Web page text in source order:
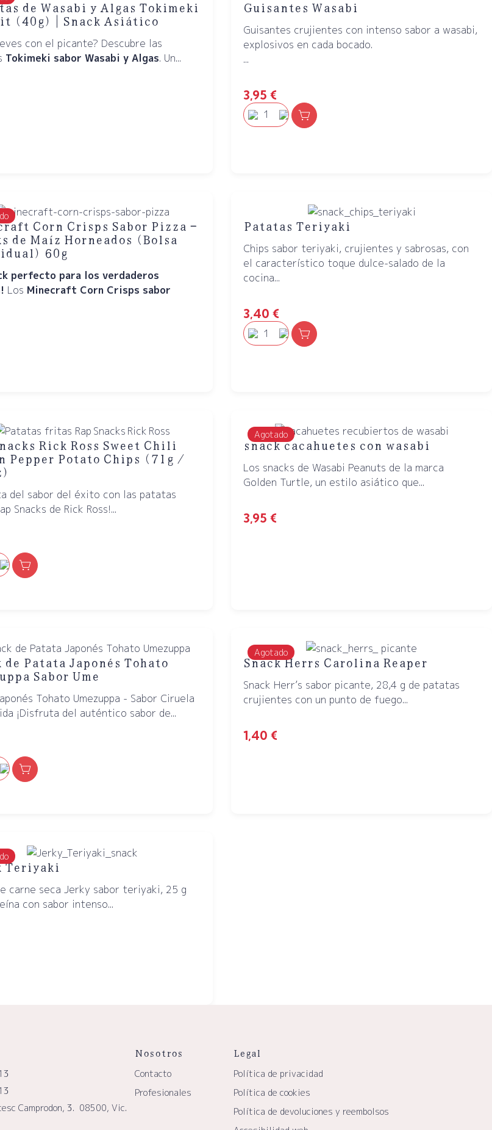
de Wasabi y Algas Tokimeki
(40g) | Snack Asiático
con el picante? Descubre las
Tokimeki sabor Wasabi y Algas. Un...
Guisantes Wasabi
Guisantes crujientes con intenso sabor a wasabi,
explosivos en cada bocado.
...
3,95 €
Corn Crisps Sabor Pizza –
de Maíz Horneados (Bolsa
60g
perfecto para los verdaderos
Los Minecraft Corn Crisps sabor
Patatas Teriyaki
Chips sabor teriyaki, crujientes y sabrosas, con
el característico toque dulce-salado de la
cocina...
3,40 €
Rick Ross Sweet Chili
Pepper Potato Chips (71g /
del sabor del éxito con las patatas
Snacks de Rick Ross!...
Agotado
snack cacahuetes con wasabi
Los snacks de Wasabi Peanuts de la marca
Golden Turtle, un estilo asiático que...
3,95 €
de Patata Japonés Tohato
Sabor Ume
Tohato Umezuppa - Sabor Ciruela
¡Disfruta del auténtico sabor de...
Agotado
Snack Herrs Carolina Reaper
Snack Herr’s sabor picante, 28,4 g de patatas
crujientes con un punto de fuego...
1,40 €
Teriyaki
carne seca Jerky sabor teriyaki, 25 g
con sabor intenso...
Camprodon, 3. 08500, Vic.
Nosotros
Contacto
Profesionales
Legal
Política de privacidad
Política de cookies
Política de devoluciones y reembolsos